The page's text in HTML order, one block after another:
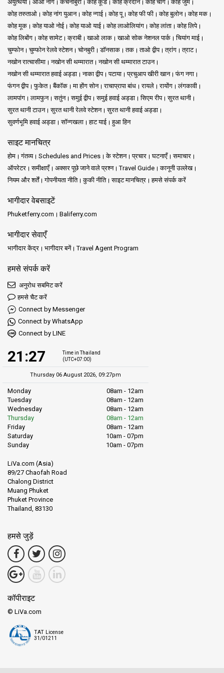
मौसम:नवंबर से अप्रैल तक का उच्च मौसम आदर्श मौसम प्रदान करता है। हालाँकि,
ऑफ-पीक महीनों के दौरान भी, कोह लांता कम पर्यटकों और अधिक आरामदेह माहौल
के साथ अपना आकर्षण रखता है।
अयुत्थया आओ नांग कंचनाबुरी कोह कूड कोह क्रदान कोह चांग
कोह जुम
कोह तरुताओ
कोह नांग युआन कोह न्गाई कोह पू कोह फी फी कोह बुलोन
कोह मक
कोह मूक
कोह याओ नोई कोह याओ याई कोह लाओलियांग कोह लांता
कोह लिपे
कोह लिबोंग
कोह सामेट क्राबी खाओ लाक खाओ सोक नेशनल पार्क
चियांग माई
चुम्फोन
चुम्फोन रेलवे स्टेशन चोनबुरी डॉनसाक तक ताओ द्वीप त्रांग
त्राट
नखोन रात्चासीमा
नखोन सी थम्मारात
नखोन सी थम्मारात टाउन
नखोन सी थम्मारात हवाई अड्डा
नाका द्वीप पटाया प्रचुआप खीरी खान
फंग नगा
फंगन द्वीप
फुकेत बैंकॉक मा होंग सोन राचाप्रापा बांध रायले रायोंग
लंगकावी
लामपांग
लामफुन सतुंन समुई द्वीप समुई हवाई अड्डा सिएम रीप
सुरत थानी
सुरत थानी टाउन
सुरत थानी रेलवे स्टेशन
सुरत थानी हवाई अड्डा
सुवर्णभूमि हवाई अड्डा
सॉन्गखला हाट याई हुआ हिन
साइट मानचित्र
होम गंतव्य Schedules and Prices के स्टेशन प्रचार घटनाएँ
समाचार
ऑपरेटर
समीक्षाएँ अक्सर पूछे जाने वाले प्रश्न Travel Guide
कानूनी उल्लेख
नियम और शर्तें
गोपनीयता नीति कुकी नीति साइट मानचित्र हमसे संपर्क करें
भागीदार वेबसाइटें
Phuketferry.com Baliferry.com
भागीदार सेवाएँ
भागीदार केंद्र भागीदार बनें Travel Agent Program
हमसे संपर्क करें
अनुरोध सबमिट करें
हमसे चैट करें
Connect by Messenger
Connect by WhatsApp
Connect by LINE
21:27
Time in Thailand
(UTC+07:00)
Thursday 06 August 2026, 09:27pm
Monday
08am - 12am
Tuesday
08am - 12am
Wednesday
08am - 12am
Thursday
08am - 12am
Friday
08am - 12am
Saturday
10am - 07pm
Sunday
10am - 07pm
LiVa.com (Asia)
89/27 Chaofah Road
Chalong District
Muang Phuket
Phuket Province
Thailand, 83130
हमसे जुड़ें
कॉपीराइट
© LiVa.com
TAT License
31/01211